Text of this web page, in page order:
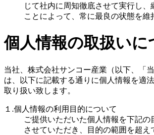
じて社内に周知徹底させて実行し、
ことによって、常に最良の状態を維
個人情報の取扱いに
当社、株式会社サンコー産業（以下、「
は、以下に記載する通りに個人情報を適
取り扱い致します。
１.個人情報の利用目的について
ご提供いただいた個人情報を下記の
させていただき、目的の範囲を超え